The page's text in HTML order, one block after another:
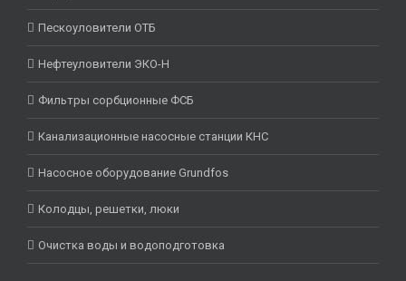
Пескоуловители ОТБ
Нефтеуловители ЭКО-Н
Фильтры сорбционные ФСБ
Канализационные насосные станции КНС
Насосное оборудование Grundfos
Колодцы, решетки, люки
Очистка воды и водоподготовка